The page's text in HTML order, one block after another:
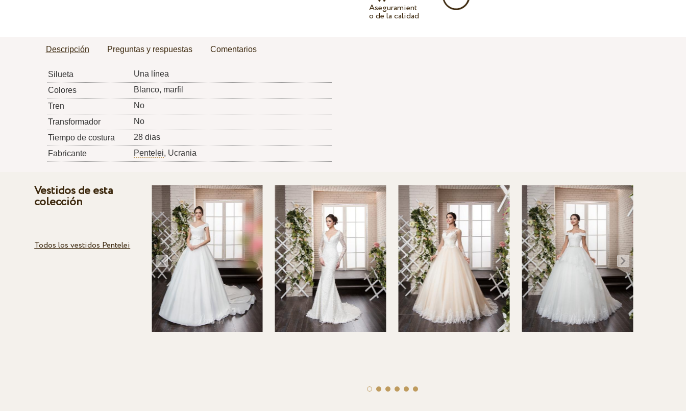
Aseguramient
o de la calidad
Descripción Preguntas y respuestas Comentarios
Silueta
Una línea
Colores
Blanco, marfil
Tren
No
Transformador
No
Tiempo de costura
28 dias
Fabricante
Pentelei, Ucrania
Vestidos de esta
colección
Todos los vestidos Pentelei